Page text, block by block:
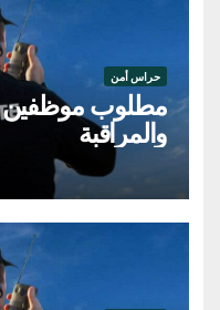
حراس أمن
مطلوب موظفين
والمراقبة